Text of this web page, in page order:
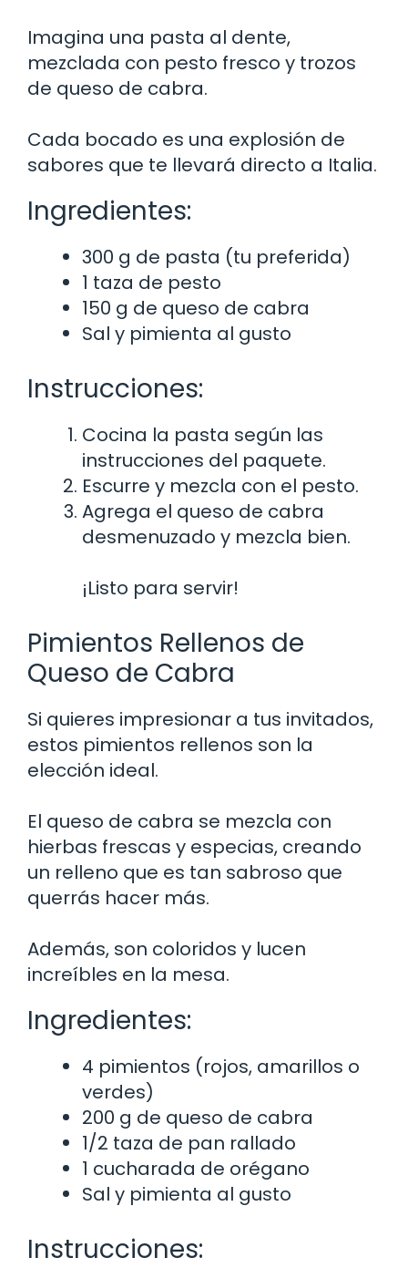
Imagina una pasta al dente,
mezclada con pesto fresco y trozos
de queso de cabra.
Cada bocado es una explosión de
sabores que te llevará directo a Italia.
Ingredientes:
300 g de pasta (tu preferida)
1 taza de pesto
150 g de queso de cabra
Sal y pimienta al gusto
Instrucciones:
Cocina la pasta según las
instrucciones del paquete.
Escurre y mezcla con el pesto.
Agrega el queso de cabra
desmenuzado y mezcla bien.
¡Listo para servir!
Pimientos Rellenos de
Queso de Cabra
Si quieres impresionar a tus invitados,
estos pimientos rellenos son la
elección ideal.
El queso de cabra se mezcla con
hierbas frescas y especias, creando
un relleno que es tan sabroso que
querrás hacer más.
Además, son coloridos y lucen
increíbles en la mesa.
Ingredientes:
4 pimientos (rojos, amarillos o
verdes)
200 g de queso de cabra
1/2 taza de pan rallado
1 cucharada de orégano
Sal y pimienta al gusto
Instrucciones: